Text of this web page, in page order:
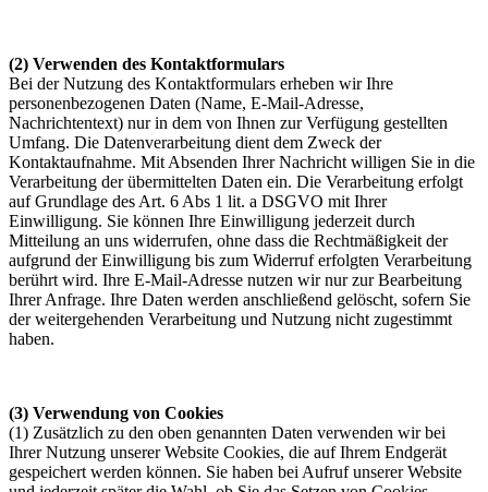
(2) Verwenden des Kontaktformulars
Bei der Nutzung des Kontaktformulars erheben wir Ihre
personenbezogenen Daten (Name, E-Mail-Adresse,
Nachrichtentext) nur in dem von Ihnen zur Verfügung gestellten
Umfang. Die Datenverarbeitung dient dem Zweck der
Kontaktaufnahme. Mit Absenden Ihrer Nachricht willigen Sie in die
Verarbeitung der übermittelten Daten ein. Die Verarbeitung erfolgt
auf Grundlage des Art. 6 Abs 1 lit. a DSGVO mit Ihrer
Einwilligung. Sie können Ihre Einwilligung jederzeit durch
Mitteilung an uns widerrufen, ohne dass die Rechtmäßigkeit der
aufgrund der Einwilligung bis zum Widerruf erfolgten Verarbeitung
berührt wird. Ihre E-Mail-Adresse nutzen wir nur zur Bearbeitung
Ihrer Anfrage. Ihre Daten werden anschließend gelöscht, sofern Sie
der weitergehenden Verarbeitung und Nutzung nicht zugestimmt
haben.
(3) Verwendung von Cookies
(1) Zusätzlich zu den oben genannten Daten verwenden wir bei
Ihrer Nutzung unserer Website Cookies, die auf Ihrem Endgerät
gespeichert werden können. Sie haben bei Aufruf unserer Website